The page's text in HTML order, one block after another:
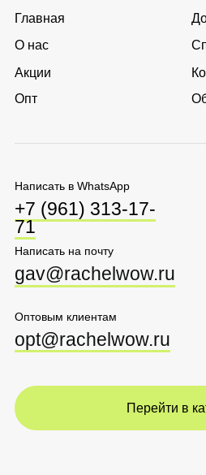
Соглашение о
gav@rachelwow.ru
opt@rachelwow.ru